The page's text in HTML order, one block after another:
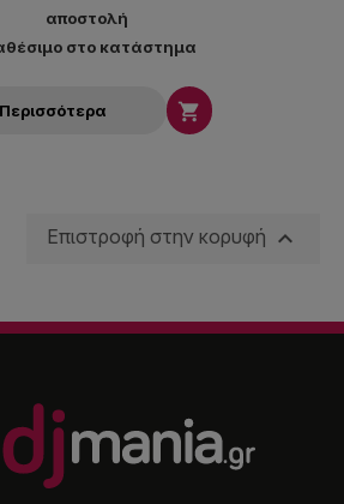
αποστολή
στο κατάστημα
Περισσότερα 
Επιστροφή στην κορυφή 